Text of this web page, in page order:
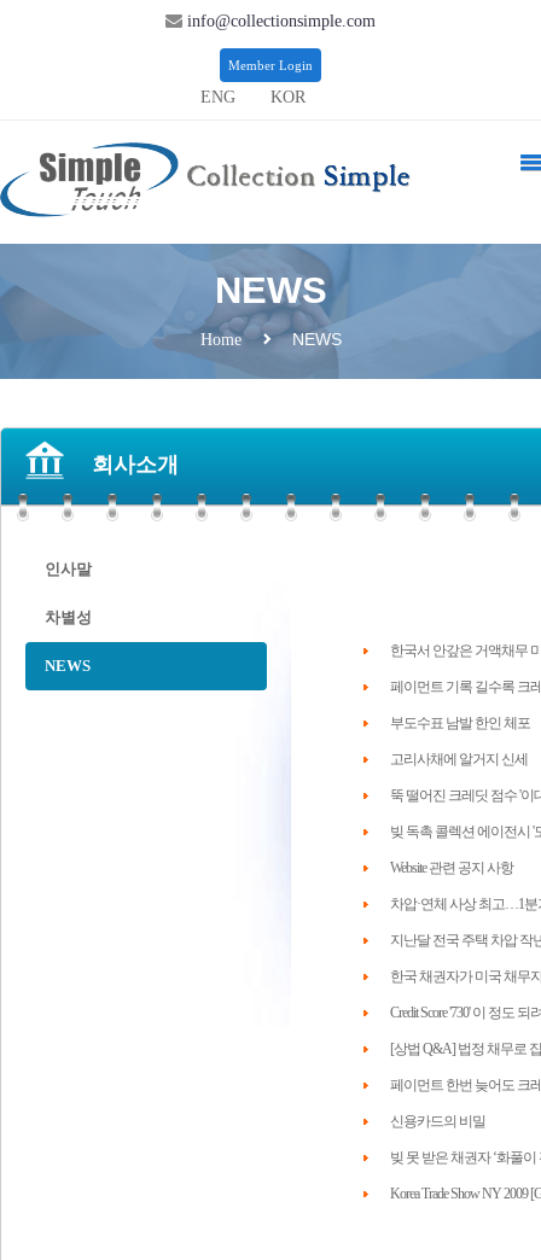
info@collectionsimple.com
Member Login
ENG KOR
NEWS
Home NEWS
회사소개
인사말
차별성
NEWS
한국서 안갚은 거액채무
페이먼트 기록 길수록 크
부도수표 남발 한인 체포
고리사채에 알거지 신세
뚝 떨어진 크레딧 점수 '이
빚 독촉 콜렉션 에이전시 '
Website 관련 공지 사항
차압·연체 사상 최고…1분
지난달 전국 주택 차압 작
한국 채권자가 미국 채무
Credit Score '730' 이 정도
[상법 Q&A] 법정 채무로
페이먼트 한번 늦어도 크
신용카드의 비밀
빚 못 받은 채권자 ‘화풀
Korea Trade Show NY 2009